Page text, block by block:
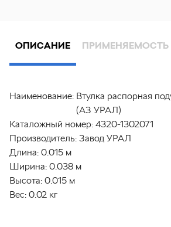
ОПИСАНИЕ ПРИМЕНЯЕМОСТЬ
Наименование: Втулка распорная
(АЗ УРАЛ)
Каталожный номер: 4320-1302071
Производитель: Завод УРАЛ
Длина: 0.015 м
Ширина: 0.038 м
Высота: 0.015 м
Вес: 0.02 кг